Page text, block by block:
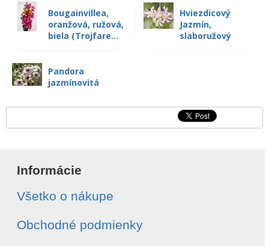
Bougainvillea,
oranžová, ružová,
biela (Trojfare...
Hviezdicový
Jazmín,
slaboružový
Pandora
jazmínovitá
Informácie
Všetko o nákupe
Obchodné podmienky